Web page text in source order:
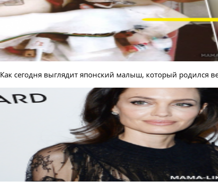
Как сегодня выглядит японский малыш, который родился